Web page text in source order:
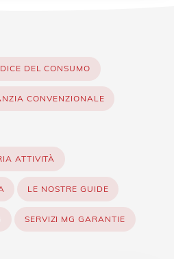
DEL CONSUMO
CONVENZIONALE
ATTIVITÀ
LE NOSTRE GUIDE
SERVIZI MG GARANTIE